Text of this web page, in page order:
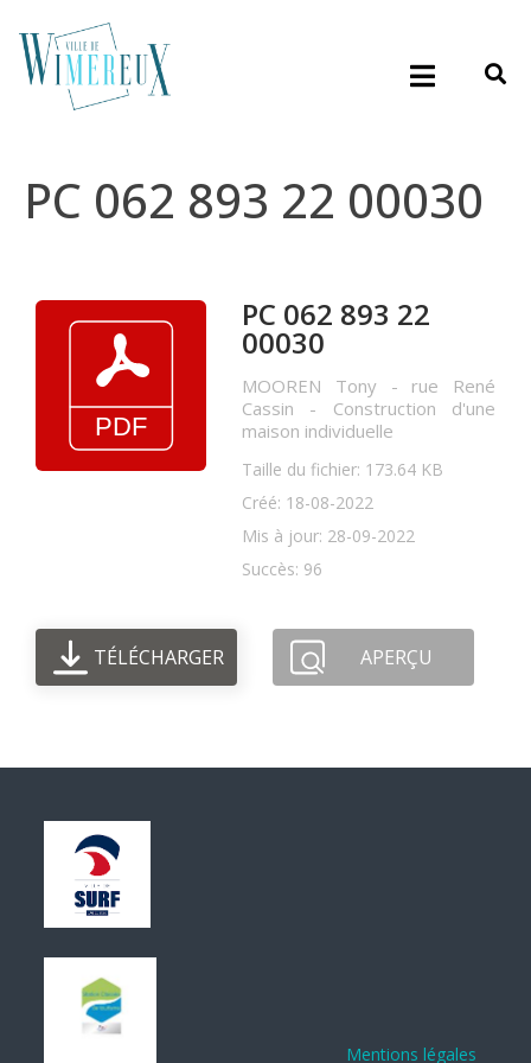
PC 062 893 22 00030
PC 062 893 22
00030
MOOREN Tony - rue René
Cassin - Construction d'une
maison individuelle
Taille du fichier: 173.64 KB
Créé: 18-08-2022
Mis à jour: 28-09-2022
Succès: 96
TÉLÉCHARGER APERÇU
Mentions légales